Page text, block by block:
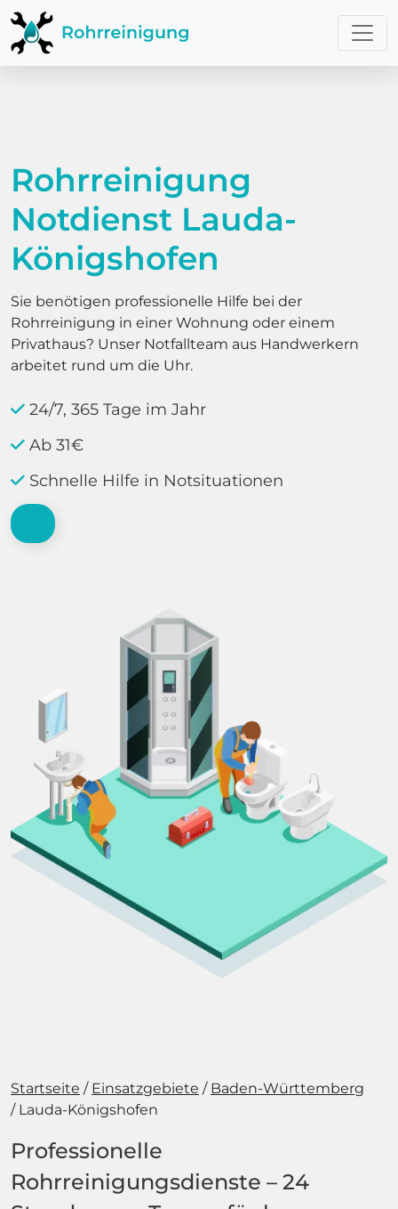
Rohrreinigung
Notdienst Lauda-
Königshofen
Sie benötigen professionelle Hilfe bei der
Rohrreinigung in einer Wohnung oder einem
Privathaus? Unser Notfallteam aus Handwerkern
arbeitet rund um die Uhr.
24/7, 365 Tage im Jahr
Ab 31€
Schnelle Hilfe in Notsituationen
Startseite Einsatzgebiete
Baden-Württemberg
Lauda-Königshofen
Professionelle
Rohrreinigungsdienste – 24